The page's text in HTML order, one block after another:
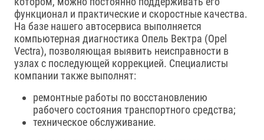
функционал и практические и скоростные качества.
На базе нашего автосервиса выполняется
компьютерная диагностика Опель Вектра (Opel
Vectra), позволяющая выявить неисправности в
узлах с последующей коррекцией. Специалисты
компании также выполнят:
ремонтные работы по восстановлению
рабочего состояния транспортного средства;
техническое обслуживание.